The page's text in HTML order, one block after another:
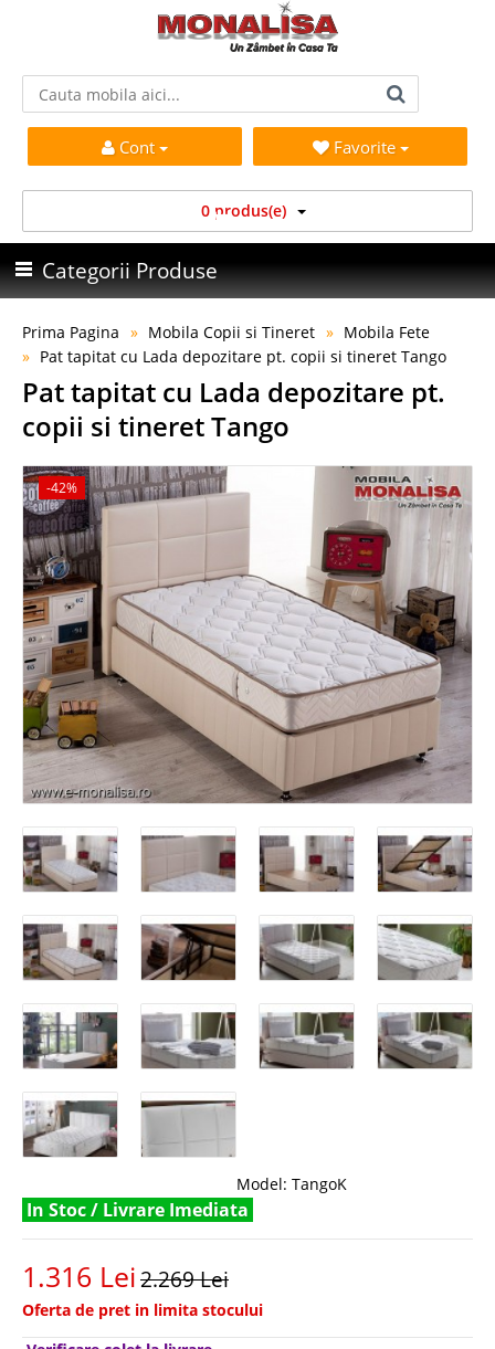
Cont Favorite
0 produs(e)
Categorii Produse
Prima Pagina Mobila Copii si Tineret
Mobila Fete
Pat tapitat cu Lada depozitare pt. copii si tineret Tango
Pat tapitat cu Lada depozitare pt.
copii si tineret Tango
-42%
Model: TangoK
In Stoc / Livrare Imediata
1.316 Lei2.269 Lei
Oferta de pret in limita stocului